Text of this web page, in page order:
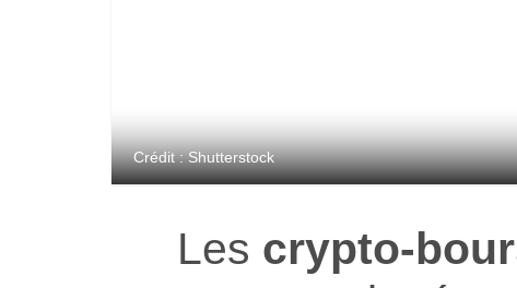
Crédit : Shutterstock
Les crypto-